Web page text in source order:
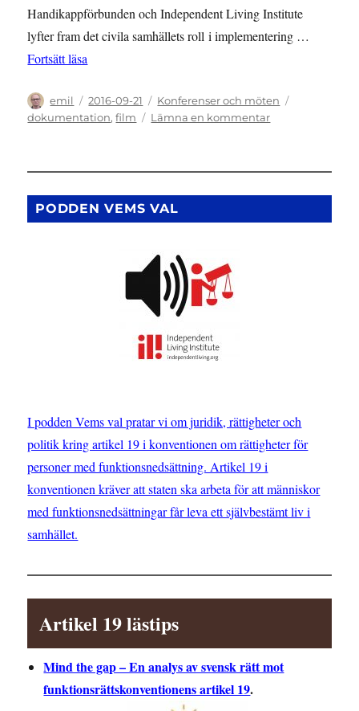
Handikappförbunden och Independent Living Institute
lyfter fram det civila samhällets roll i implementering …
Fortsätt läsa
Författare
emil
Publicerat
den
2016-09-21 Kategorier
Konferenser och möten
dokumentation,film Lämna en kommentartill
PODDEN VEMS VAL
I podden Vems val pratar vi om juridik, rättigheter och
politik kring artikel 19 i konventionen om rättigheter för
personer med funktionsnedsättning. Artikel 19 i
konventionen kräver att staten ska arbeta för att människor
med funktionsnedsättningar får leva ett självbestämt liv i
samhället.
Artikel 19 lästips
Mind the gap – En analys av svensk rätt mot
funktionsrättskonventionens artikel 19.